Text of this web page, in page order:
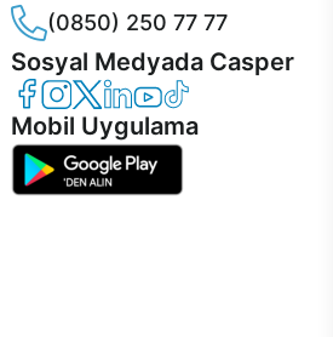
(0850) 250 77 77
Sosyal Medyada Casper
Casper Facebook
Casper Instagram
Casper Twitter
Casper LinkedIn
Casper YouTube
Casper TikTok
Mobil Uygulama